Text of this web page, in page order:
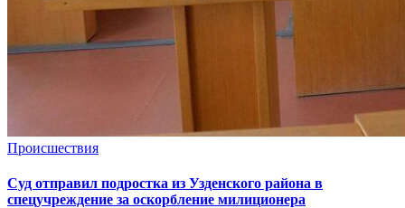
Происшествия
Суд отправил подростка из Узденского района в
спецучреждение за оскорбление милиционера